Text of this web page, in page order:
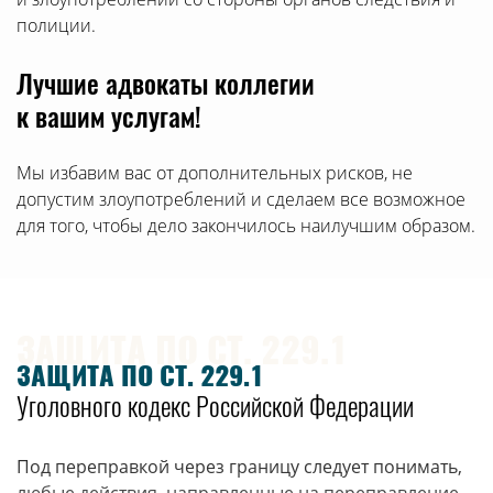
служебного положения;
психотропных веществ или их аналогов, растений,
содержащих наркотические средства, психотропные
вещества, либо их частей, содержащих
наркотические средства или психотропные
вещества, в значительном размере,
наказывается
и с ограничением свободы на срок до полутора лет
или без такового.
3. Деяния, предусмотренные частями первой или
полиции.
Лучшие адвокаты коллегии
к вашим услугам!
Мы избавим вас от дополнительных рисков, не
допустим злоупотреблений и сделаем все возможное
для того, чтобы дело закончилось наилучшим образом.
ЗАЩИТА ПО СТ. 229.1
Уголовного кодекс Российской Федерации
Под переправкой через границу следует понимать,